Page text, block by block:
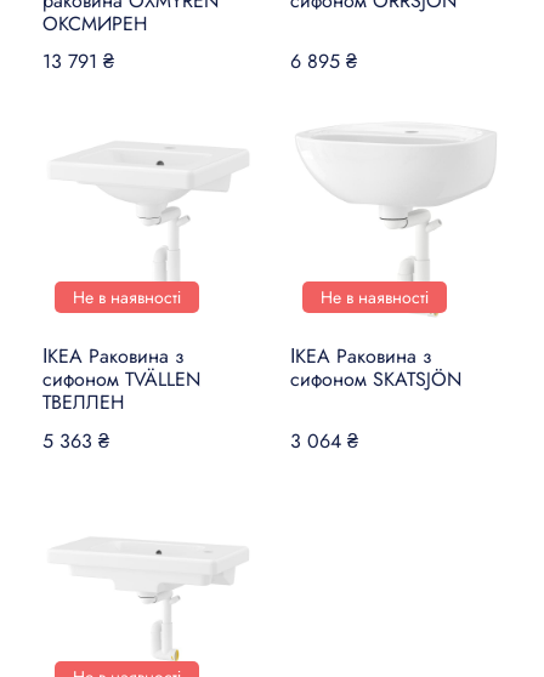
ОКСМИРЕН
13 791 ₴
6 895 ₴
Не в наявності
ІКЕА Раковина з
сифоном TVÄLLEN
ТВЕЛЛЕН
5 363 ₴
Не в наявності
ІКЕА Раковина з
сифоном SKATSJÖN
3 064 ₴